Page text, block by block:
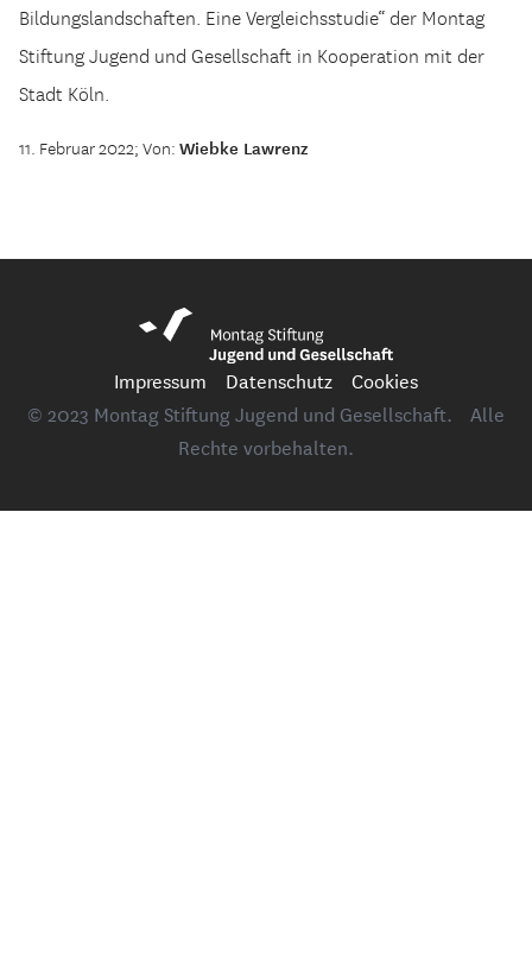
Bildungslandschaften. Eine Vergleichsstudie“ der Montag
Stiftung Jugend und Gesellschaft in Kooperation mit der
Stadt Köln.
11. Februar 2022; Von:Wiebke Lawrenz
Impressum Datenschutz
Cookies
© 2023 Montag Stiftung Jugend und Gesellschaft. Alle
Rechte vorbehalten.